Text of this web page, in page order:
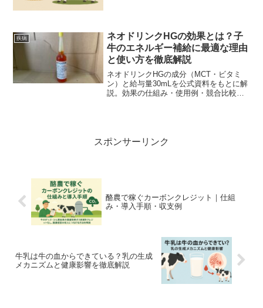
疾病
ネオドリンクHGの効果とは？子
牛のエネルギー補給に最適な理由
と使い方を徹底解説
ネオドリンクHGの成分（MCT・ビタミ
ン）と給与量30mLを公式資料をもとに解
説。効果の仕組み・使用例・競合比較を
スポンサーリンク
酪農で稼ぐカーボンクレジット｜仕組
み・導入手順・収支例
牛乳は牛の血からできている？乳の生成
メカニズムと健康影響を徹底解説